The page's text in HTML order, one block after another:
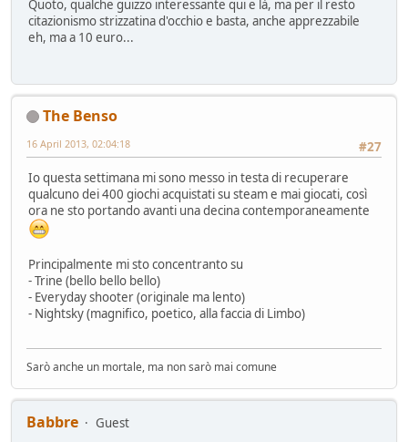
Quoto, qualche guizzo interessante qui e là, ma per il resto
citazionismo strizzatina d'occhio e basta, anche apprezzabile
eh, ma a 10 euro...
The Benso
#27
16 April 2013, 02:04:18
Io questa settimana mi sono messo in testa di recuperare
qualcuno dei 400 giochi acquistati su steam e mai giocati, così
ora ne sto portando avanti una decina contemporaneamente
Principalmente mi sto concentranto su
- Trine (bello bello bello)
- Everyday shooter (originale ma lento)
- Nightsky (magnifico, poetico, alla faccia di Limbo)
Sarò anche un mortale, ma non sarò mai comune
Babbre
Guest